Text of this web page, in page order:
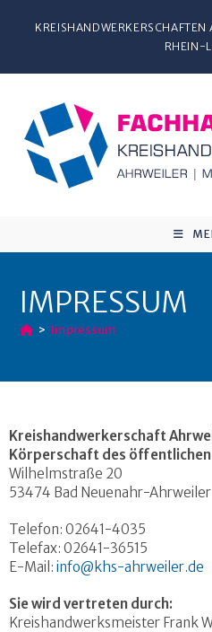
KREISHANDWERKERSCHAFTEN
RHEIN-
IMPRESSUM
> Impressum
Kreishandwerkerschaft
Körperschaft des öffentlichen
Wilhelmstraße 20
53474 Bad Neuenahr-Ahrweiler
Telefon: 02641-4035
Telefax: 02641-36515
E-Mail: info@khs-ahrweiler.de
Sie wird vertreten durch:
Kreishandwerksmeister Frank